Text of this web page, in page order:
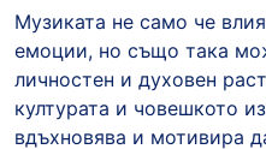
Музиката не само че
емоции, но също така
личностен и духовен
културата и човешкото
вдъхновява и мотивира